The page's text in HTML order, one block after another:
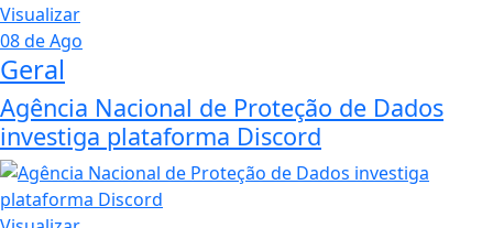
Visualizar
08 de Ago
Geral
Agência Nacional de Proteção de Dados
investiga plataforma Discord